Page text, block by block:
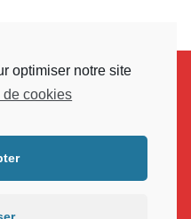
optimiser notre site
de cookies